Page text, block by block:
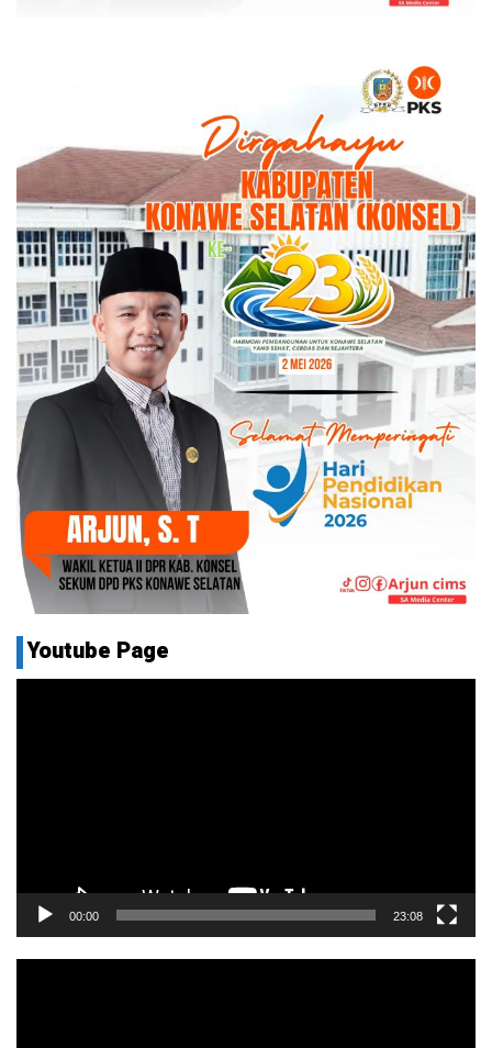
Youtube Page
00:00 23:08